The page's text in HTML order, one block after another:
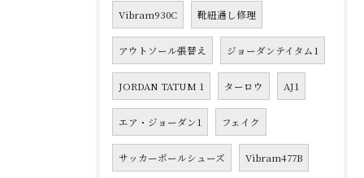
Vibram930C 靴紐通し修理
アウトソール張替え ジョーダンテイタム1
JORDAN TATUM 1 ターロウ AJ1
エア・ジョーダン1 フェイク
サッカーボールシューズ Vibram477B